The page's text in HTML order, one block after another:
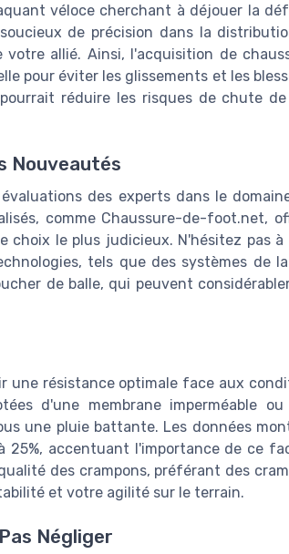
véloce cherchant à déjouer la
de précision dans la
allié. Ainsi, l'acquisition de
pour éviter les glissements et les
réduire les risques de chute de
Nouveautés
des experts dans le
comme Chaussure-de-foot.net,
choix le plus judicieux. N'hésitez pas à
tels que des systèmes de
de balle, qui peuvent
une résistance optimale face aux
d'une membrane imperméable ou
une pluie battante. Les données
25%, accentuant l'importance de ce
des crampons, préférant des
et votre agilité sur le terrain.
Négliger